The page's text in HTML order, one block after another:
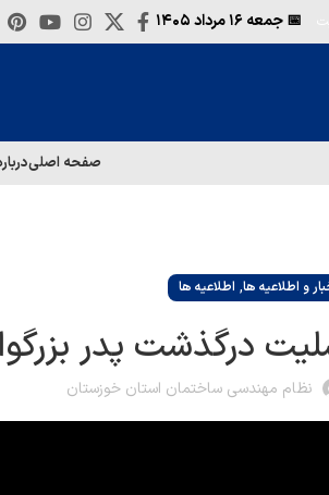
📅 جمعه
صفحه اصلی
و اطلاعیه ها, اطلاعیه ها
درگذشت پدر
نظام مهندسی ساختمان استان خوزستان